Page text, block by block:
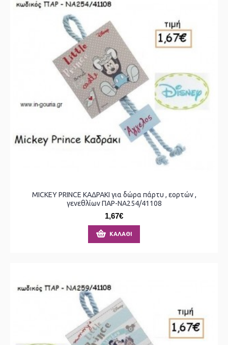
MICKEY PRINCE ΚΑΔΡΑΚΙ για δώρα πάρτυ , εορτών ,
γενεθλίων ΠΑΡ-ΝΑ254/41108
1,67€
ΚΑΛΆΘΙ